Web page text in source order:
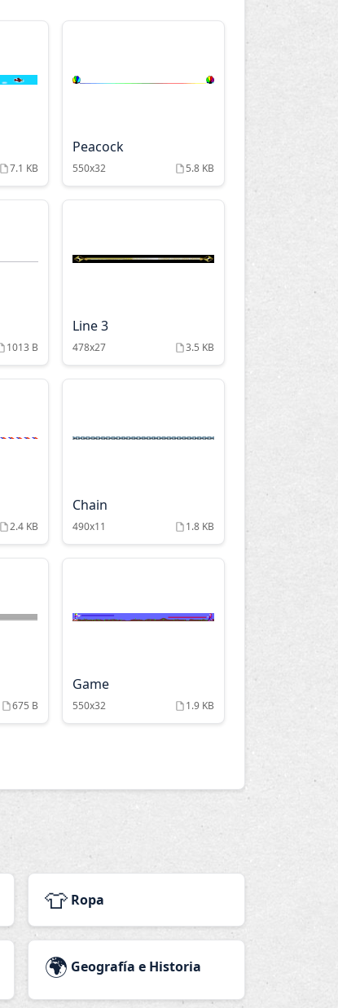
7.1 KB
Peacock
550x32 5.8 KB
1013 B
Line 3
478x27 3.5 KB
2.4 KB
Chain
490x11 1.8 KB
675 B
Game
550x32 1.9 KB
👕 Ropa
🌍 Geografía e Historia